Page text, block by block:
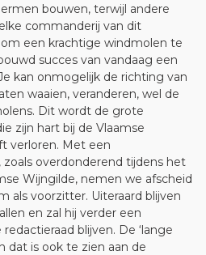
bouwen, terwijl andere
commanderij van dit
een krachtige windmolen te
succes van vandaag een
kan onmogelijk de richting van
waaien, veranderen, wel de
Dit wordt de grote
zijn hart bij de Vlaamse
verloren. Met een
zoals overdonderend tijdens het
Wijngilde, nemen we afscheid
als voorzitter. Uiteraard blijven
en zal hij verder een
blijven. De ‘lange
dat is ook te zien aan de